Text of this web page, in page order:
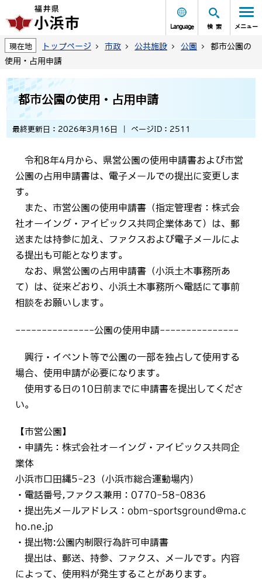
Language 検索 メニュー
現在地 トップページ 市政 公共施設 公園
都市公園の
使用・占用申請
都市公園の使用・占用申請
最終更新日：2026年3月16日 ページID：2511
令和8年4月から、県営公園の使用申請書および市営
公園の占用申請書は、電子メールでの提出に変更しま
す。
また、市営公園の使用申請書（指定管理者：株式会
社オーイング・アイビックス共同企業体あて）は、郵
送または持参に加え、ファクスおよび電子メールによ
る提出も可能となります。
なお、県営公園の占用申請書（小浜土木事務所あ
て）は、従来どおり、小浜土木事務所へ電話にて事前
相談をお願いします。
---------------公園の使用申請---------------
興行・イベント等で公園の一部を独占して使用する
場合、使用申請が必要になります。
使用する日の10日前までに申請書を提出してくださ
い。
【市営公園】
・申請先：株式会社オーイング・アイビックス共同企
業体
小浜市口田縄5-23（小浜市総合運動場内）
・電話番号,ファクス兼用：0770-58-0836
・提出先メールアドレス：obm-sportsground@ma.c
ho.ne.jp
・提出物:公園内制限行為許可申請書
提出は、郵送、持参、ファクス、メールです。内容
によって、使用料が発生することがあります。